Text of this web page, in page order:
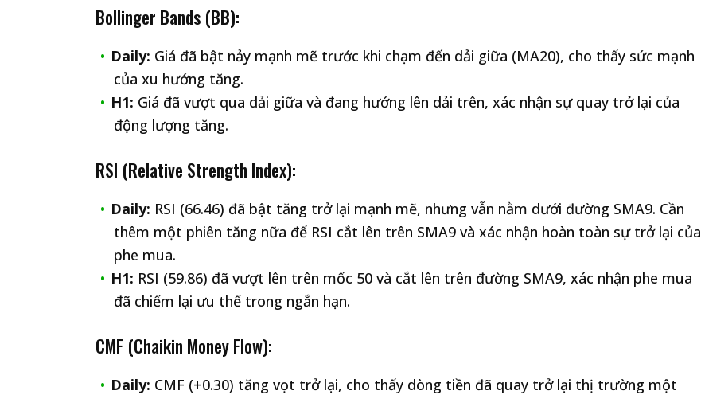
Bollinger Bands (BB):
Daily: Giá đã bật nảy mạnh mẽ trước khi chạm đến dải giữa (MA20), cho thấy sức mạnh
của xu hướng tăng.
H1: Giá đã vượt qua dải giữa và đang hướng lên dải trên, xác nhận sự quay trở lại của
động lượng tăng.
RSI (Relative Strength Index):
Daily: RSI (66.46) đã bật tăng trở lại mạnh mẽ, nhưng vẫn nằm dưới đường SMA9. Cần
thêm một phiên tăng nữa để RSI cắt lên trên SMA9 và xác nhận hoàn toàn sự trở lại của
phe mua.
H1: RSI (59.86) đã vượt lên trên mốc 50 và cắt lên trên đường SMA9, xác nhận phe mua
đã chiếm lại ưu thế trong ngắn hạn.
CMF (Chaikin Money Flow):
Daily: CMF (+0.30) tăng vọt trở lại, cho thấy dòng tiền đã quay trở lại thị trường một